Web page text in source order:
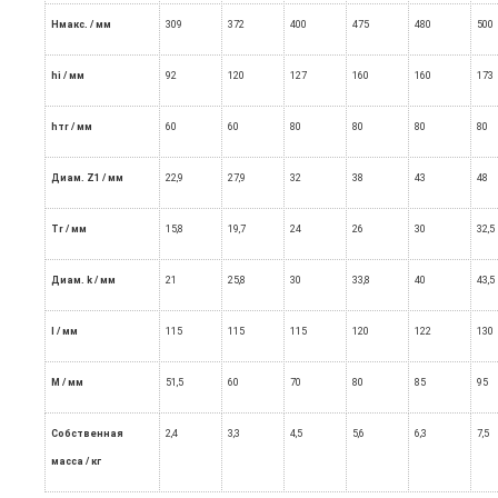
Нмакс. / мм 309 372 400 475 480 500
hi / мм 92 120 127 160 160 173
hтr / мм 60 60 80 80 80 80
Диам. Z1 / мм 22,9 27,9 32 38 43 48
Tr / мм 15,8 19,7 24 26 30 32,5
Диам. k / мм 21 25,8 30 33,8 40 43,5
/ мм 115 115 115 120 122 130
М / мм 51,5 60 70 80 85 95
Собственная
масса / кг
2,4 3,3 4,5 5,6 6,3 7,5